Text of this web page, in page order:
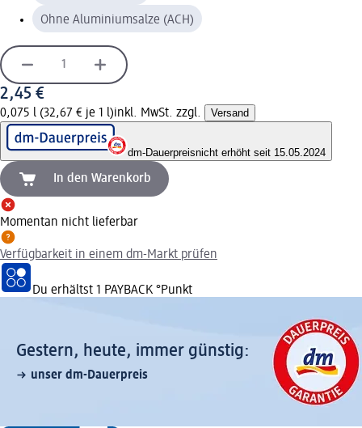
Ohne Aluminiumsalze (ACH)
2,45 €
0,075 l (32,67 € je 1 l)inkl. MwSt. zzgl. Versand
dm-Dauerpreisnicht erhöht seit 15.05.2024
In den Warenkorb
Momentan nicht lieferbar
Verfügbarkeit in einem dm-Markt prüfen
Du erhältst 1 PAYBACK °Punkt
Gestern, heute, immer günstig:
unser dm-Dauerpreis